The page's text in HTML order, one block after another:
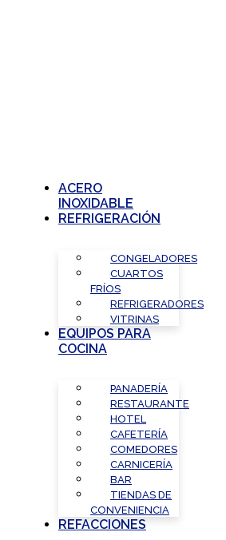
ACERO
INOXIDABLE
REFRIGERACIÓN
CONGELADORES
CUARTOS
FRÍOS
REFRIGERADORES
VITRINAS
EQUIPOS PARA
COCINA
PANADERÍA
RESTAURANTE
HOTEL
CAFETERÍA
COMEDORES
CARNICERÍA
BAR
TIENDAS DE
CONVENIENCIA
REFACCIONES